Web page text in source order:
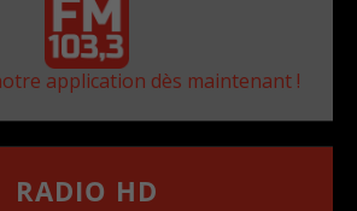
application dès maintenant !
RADIO HD